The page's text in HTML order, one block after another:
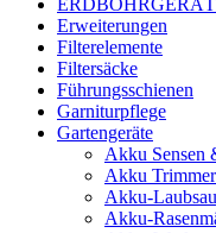
Erweiterungen
Filterelemente
Filtersäcke
Führungsschienen
Garniturpflege
Gartengeräte
Akku Sensen
Akku
Akku-
Akku-